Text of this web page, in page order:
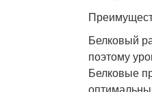
Белковый
поэтому
Белковые